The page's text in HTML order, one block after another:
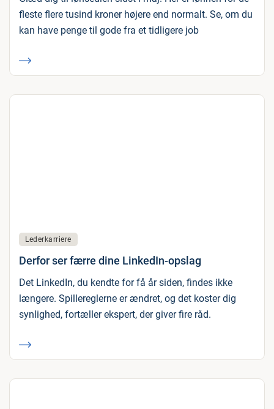
fleste flere tusind kroner højere end normalt. Se, om du
kan have penge til gode fra et tidligere job
Lederkarriere
Derfor ser færre dine LinkedIn-opslag
Det LinkedIn, du kendte for få år siden, findes ikke
længere. Spillereglerne er ændret, og det koster dig
synlighed, fortæller ekspert, der giver fire råd.